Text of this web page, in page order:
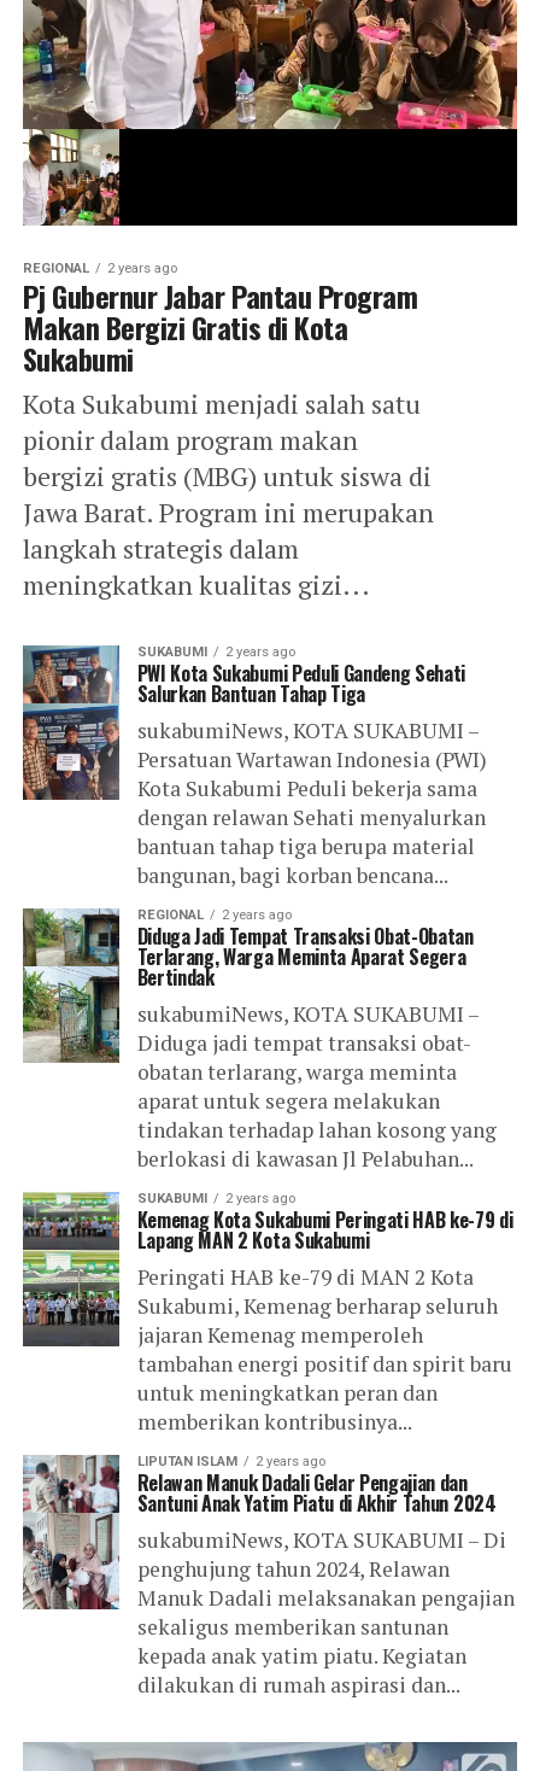
REGIONAL 2 years ago
Pj Gubernur Jabar Pantau Program
Makan Bergizi Gratis di Kota
Sukabumi
Kota Sukabumi menjadi salah satu
pionir dalam program makan
bergizi gratis (MBG) untuk siswa di
Jawa Barat. Program ini merupakan
langkah strategis dalam
meningkatkan kualitas gizi...
SUKABUMI 2 years ago
PWI Kota Sukabumi Peduli Gandeng Sehati
Salurkan Bantuan Tahap Tiga
sukabumiNews, KOTA SUKABUMI –
Persatuan Wartawan Indonesia (PWI)
Kota Sukabumi Peduli bekerja sama
dengan relawan Sehati menyalurkan
bantuan tahap tiga berupa material
bangunan, bagi korban bencana...
REGIONAL 2 years ago
Diduga Jadi Tempat Transaksi Obat-Obatan
Terlarang, Warga Meminta Aparat Segera
Bertindak
sukabumiNews, KOTA SUKABUMI –
Diduga jadi tempat transaksi obat-
obatan terlarang, warga meminta
aparat untuk segera melakukan
tindakan terhadap lahan kosong yang
berlokasi di kawasan Jl Pelabuhan...
SUKABUMI 2 years ago
Kemenag Kota Sukabumi Peringati HAB ke-79 di
Lapang MAN 2 Kota Sukabumi
Peringati HAB ke-79 di MAN 2 Kota
Sukabumi, Kemenag berharap seluruh
jajaran Kemenag memperoleh
tambahan energi positif dan spirit baru
untuk meningkatkan peran dan
memberikan kontribusinya...
LIPUTAN ISLAM 2 years ago
Relawan Manuk Dadali Gelar Pengajian dan
Santuni Anak Yatim Piatu di Akhir Tahun 2024
sukabumiNews, KOTA SUKABUMI – Di
penghujung tahun 2024, Relawan
Manuk Dadali melaksanakan pengajian
sekaligus memberikan santunan
kepada anak yatim piatu. Kegiatan
dilakukan di rumah aspirasi dan...